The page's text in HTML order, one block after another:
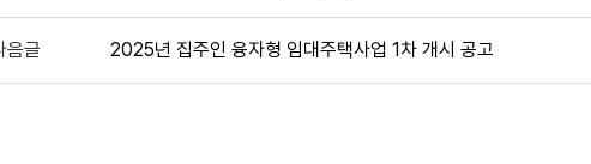
음글 2025년 집주인 융자형 임대주택사업 1차 개시 공고